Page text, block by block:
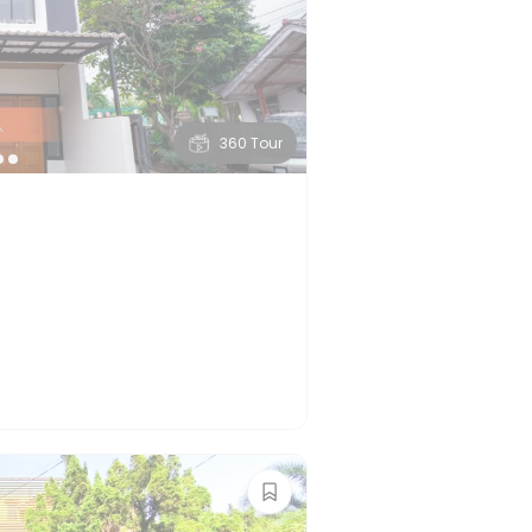
360 Tour